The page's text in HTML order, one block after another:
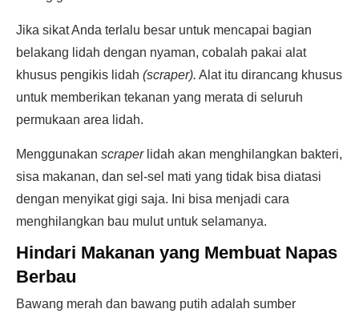
Jika sikat Anda terlalu besar untuk mencapai bagian
belakang lidah dengan nyaman, cobalah pakai alat
khusus pengikis lidah (scraper). Alat itu dirancang khusus
untuk memberikan tekanan yang merata di seluruh
permukaan area lidah.
Menggunakan scraperlidah akan menghilangkan bakteri,
sisa makanan, dan sel-sel mati yang tidak bisa diatasi
dengan menyikat gigi saja. Ini bisa menjadi cara
menghilangkan bau mulut untuk selamanya.
Hindari Makanan yang Membuat Napas
Berbau
Bawang merah dan bawang putih adalah sumber